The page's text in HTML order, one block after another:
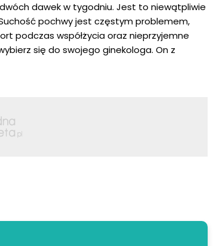
dawek w tygodniu. Jest to niewątpliwie
pochwy jest częstym problemem,
podczas współżycia oraz nieprzyjemne
się do swojego ginekologa. On z